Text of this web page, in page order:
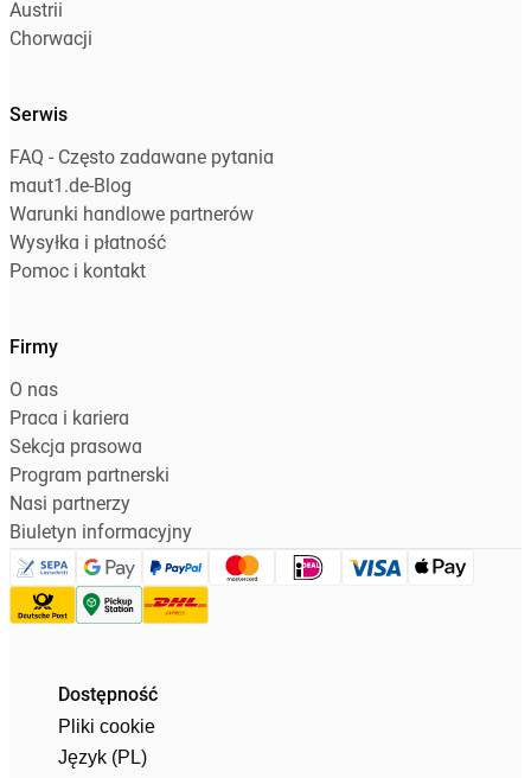
Austrii
Chorwacji
Serwis
FAQ - Często zadawane pytania
maut1.de-Blog
Warunki handlowe partnerów
Wysyłka i płatność
Pomoc i kontakt
Firmy
O nas
Praca i kariera
Sekcja prasowa
Program partnerski
Nasi partnerzy
Biuletyn informacyjny
Dostępność
Pliki cookie
Język (PL)